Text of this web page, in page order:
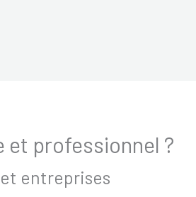
et professionnel ?
entreprises